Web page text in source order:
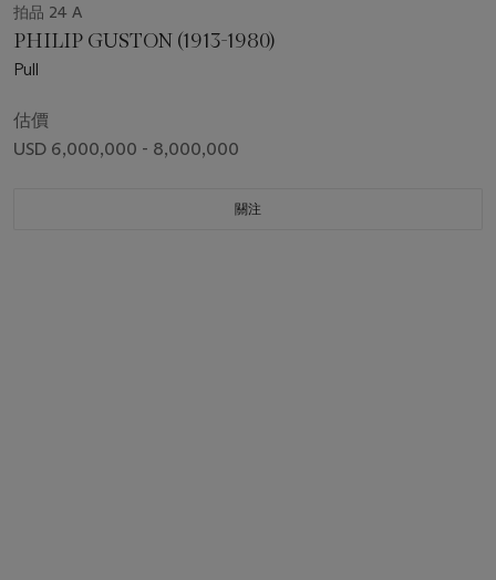
拍品 24 A
PHILIP GUSTON (1913-1980)
Pull
估價
USD 6,000,000 - 8,000,000
關注